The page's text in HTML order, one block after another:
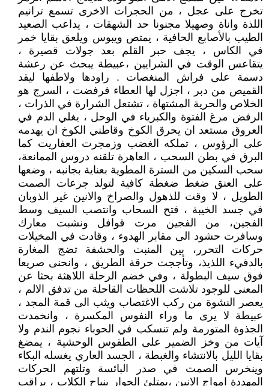
تخرج على عجل ، من الحجرات الاخرى تسمع ترانيم
اللذة واناة وصهيلا مجنونا حد الشهقات ، يداعب الصعيد
الطيب بالأصابع الحافية ، يمتص ويبوس ويلعق بقايا خمر
في الكاس ، يجف حبر القلم بعد جولات قصيرة ،
يتقاعس الوقت في الشرايين ،عبيطة يبحث عن رعشة
دسمة على فراش المنغصات . راودها ولاطفها ليقد
القميص من دبر ، اجزل لها العطاء فرفضت ، السرج هو
الخلاص والحرية المشتهاة ، تشتعل الشرارة في الذرات ،
الرفض مرغ الفتوة والكبرياء في الوحل ، يغلي الدم في
العروق مستعد ان يحرق الكوخ وقاطني الكوخ ان يهدمه
على الرؤوس ، تملكه الغضب وزمجرت العفاريت كما
البرق في بطن السحب ، العاهرة تلقنه دروس الممانعة،
سحب السكين من السترة المطوية بعناية بجانبه ، وضعها
على العنق ضغط ضغطة كافية لتولد جرعات الصمت
الطويل ، لا وقت للذهول والصراخ والانين غير الذوبان
في جسد الخيبة ، فتح السحاب وانتصب السيف وسط
الفجين، من الفجين مرت قوافل ونشبت معارك
وسافرت حشود الى مقابر الهدوء ، وقادت في المخيلات
حركات التحرر، بين المنبت والحشفة تضج المغارة
بالدفيء اللذيذ، وتأججت حرقة الطريق ، وانحنى صريعا
فوق سيف البطولة ، وفي خضم الرحلة اللاهثة بحثا عن
المعنى للوجود تلاشت اللحظات القاحلة من تدفق الالم ،
يعصر النشوة من ركب الاغتصاب ويثب الى قمة المجد ،
عبيطة لا يرى ما وراء النفوس المكسرة ، وانخمدت
الجذوة المتورمة ولم تنسكب في الحوباء نجوم الندم ولا
آيات من وخز الضمير على الطقوس الوحشية ، يمضغ
بقايا الليل بالانتشاء والغبطة ، الجسد العاري يغسله البكاء
وينخرس الصمت في صدر البائسة وتلتهم الحركات
المهددة امواج الانين ،يمتلئ الجوار بنباح الكلاب ، يراقب